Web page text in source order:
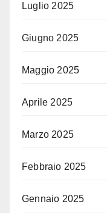
Luglio 2025
Giugno 2025
Maggio 2025
Aprile 2025
Marzo 2025
Febbraio 2025
Gennaio 2025